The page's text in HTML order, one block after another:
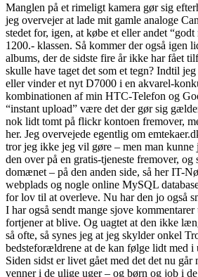
Manglen på et rimeligt kamera gør sig
jeg overvejer at lade mit gamle analoge
stedet for, igen, at købe et eller andet
1200.- klassen. Så kommer der også igen
albums, der de sidste fire år ikke har fået
skulle have taget det som et tegn? Indtil
eller vinder et nyt D7000 i en akvarel-
kombinationen af min HTC-Telefon og
“instant upload” være det der gør sig
nok lidt tomt på flickr kontoen fremover,
her. Jeg overvejede egentlig om
tror jeg ikke jeg vil gøre – men man kunne
den over på en gratis-tjeneste fremover, og
domænet – på den anden side, så her IT-
webplads og nogle online MySQL
for lov til at overleve. Nu har den jo også
I har også sendt mange sjove kommentarer
fortjener at blive. Og uagtet at den ikke
så ofte, så synes jeg at jeg skylder onkel
bedsteforældrene at de kan følge lidt med i
Siden sidst er livet gået med det det nu går
venner i de ulige uger – og børn og job i